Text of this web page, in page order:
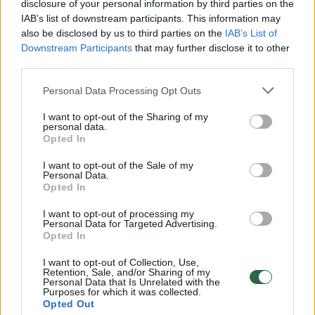
disclosure of your personal information by third parties on the
IAB’s list of downstream participants. This information may
also be disclosed by us to third parties on the IAB’s List of
Downstream Participants that may further disclose it to other
Personal Data Processing Opt Outs
I want to opt-out of the Sharing of my
personal data.
Opted In
I want to opt-out of the Sale of my
Personal Data.
Opted In
I want to opt-out of processing my
Personal Data for Targeted Advertising.
Opted In
I want to opt-out of Collection, Use,
Retention, Sale, and/or Sharing of my
Personal Data that Is Unrelated with the
Purposes for which it was collected.
Opted Out
00:00:49
Pateikė daugiau detalių apie iš tėvų paimtus šešis
vaikus: jiems kilusi grėsmė
Žinios | Lietuvos diena
Vaizdai iš tragiškos avarijos Vilniaus r.: dviejų moterų ir
vaiko gyvybių išgelbėti nepavyko
vaizdas pribloškia
Žinios
„Pagarba pirmajai premjerei“: pasidalijo jautriais
prisiminimais apie Kazimierą Prunskienę